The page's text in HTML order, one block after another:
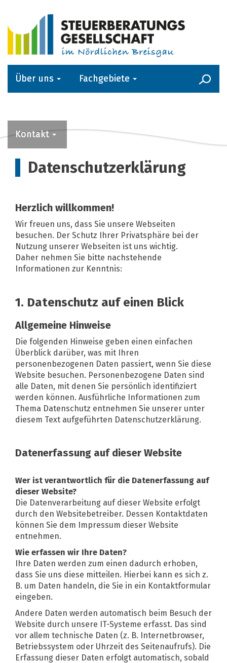
Über uns Fachgebiete
Kontakt
Datenschutzerklärung
Herzlich willkommen!
Wir freuen uns, dass Sie unsere Webseiten
besuchen. Der Schutz Ihrer Privatsphäre bei der
Nutzung unserer Webseiten ist uns wichtig.
Daher nehmen Sie bitte nachstehende
Informationen zur Kenntnis:
1. Datenschutz auf einen Blick
Allgemeine Hinweise
Die folgenden Hinweise geben einen einfachen
Überblick darüber, was mit Ihren
personenbezogenen Daten passiert, wenn Sie diese
Website besuchen. Personenbezogene Daten sind
alle Daten, mit denen Sie persönlich identifiziert
werden können. Ausführliche Informationen zum
Thema Datenschutz entnehmen Sie unserer unter
diesem Text aufgeführten Datenschutzerklärung.
Datenerfassung auf dieser Website
Wer ist verantwortlich für die Datenerfassung auf
dieser Website?
Die Datenverarbeitung auf dieser Website erfolgt
durch den Websitebetreiber. Dessen Kontaktdaten
können Sie dem Impressum dieser Website
entnehmen.
Wie erfassen wir Ihre Daten?
Ihre Daten werden zum einen dadurch erhoben,
dass Sie uns diese mitteilen. Hierbei kann es sich z.
B. um Daten handeln, die Sie in ein Kontaktformular
eingeben.
Andere Daten werden automatisch beim Besuch der
Website durch unsere IT-Systeme erfasst. Das sind
vor allem technische Daten (z. B. Internetbrowser,
Betriebssystem oder Uhrzeit des Seitenaufrufs). Die
Erfassung dieser Daten erfolgt automatisch, sobald